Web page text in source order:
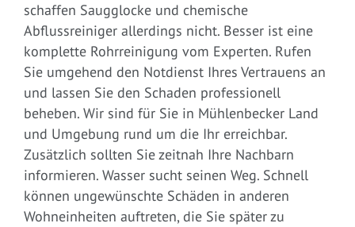
schaffen Saugglocke und chemische
Abflussreiniger allerdings nicht. Besser ist eine
komplette Rohrreinigung vom Experten. Rufen
Sie umgehend den Notdienst Ihres Vertrauens an
und lassen Sie den Schaden professionell
beheben. Wir sind für Sie in Mühlenbecker Land
und Umgebung rund um die Ihr erreichbar.
Zusätzlich sollten Sie zeitnah Ihre Nachbarn
informieren. Wasser sucht seinen Weg. Schnell
können ungewünschte Schäden in anderen
Wohneinheiten auftreten, die Sie später zu